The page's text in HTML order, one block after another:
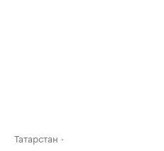
Татарстан